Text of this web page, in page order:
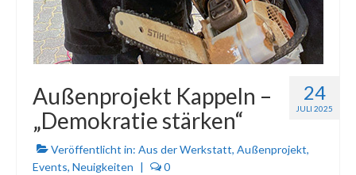
24
JULI 2025
Außenprojekt Kappeln –
„Demokratie stärken“
Veröffentlicht in: Aus der Werkstatt, Außenprojekt,
Events, Neuigkeiten | 0